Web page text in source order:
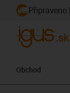
Obchod